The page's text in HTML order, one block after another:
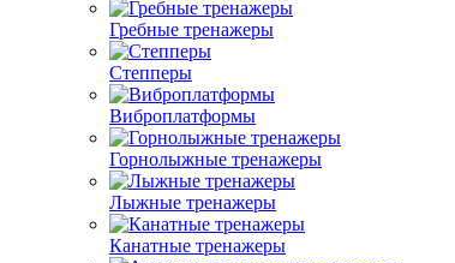
Гребные тренажеры
Степперы
Виброплатформы
Горнолыжные тренажеры
Лыжные тренажеры
Канатные тренажеры